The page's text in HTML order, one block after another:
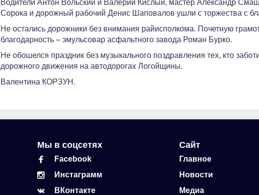
Водители Антон Вольский и Валерий Кислый, мастер Александр
Сорока и дорожный рабочий Денис Шаповалов ушли с торжества с
Не остались дорожники без внимания райисполкома. Почетную
благодарность – эмульсовар асфальтного завода Роман Бурко.
Не обошелся праздник без музыкального поздравления тех, кто
дорожного движения на автодорогах Логойщины.
Валентина КОРЗУН.
Мы в соцсетях
Facebook
Инстаграмм
ВКонтакте
Сайт
Главное
Новости
Медиа